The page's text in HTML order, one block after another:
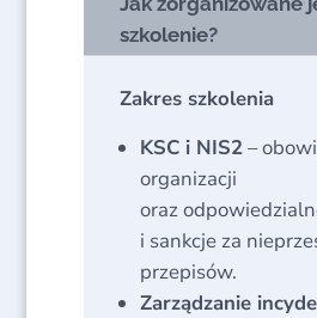
szkolenie?
Zakres szkolenia
KSC i NIS2–
organizacji
oraz
i sankcje za
przepisów.
Zarządzanie